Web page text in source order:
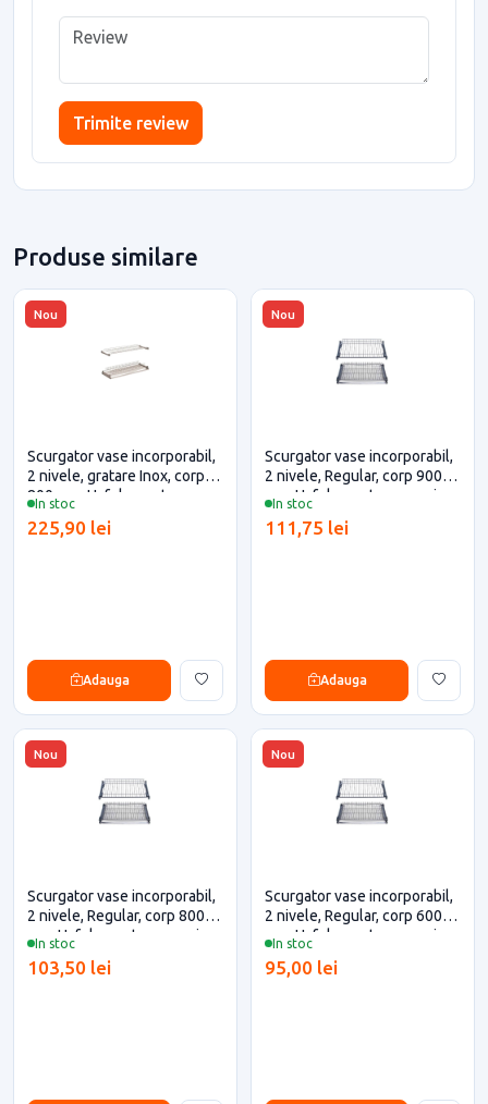
Trimite review
Produse similare
Nou
In stoc
Scurgator vase incorporabil,
2 nivele, gratare Inox, corp
800 mm, Hafele pentru casa
225,90 lei
Adauga
Nou
In stoc
Scurgator vase incorporabil,
2 nivele, Regular, corp 900
mm, Hafele pentru casa si
111,75 lei
Adauga
Nou
In stoc
Scurgator vase incorporabil,
2 nivele, Regular, corp 800
mm, Hafele pentru casa si
103,50 lei
Nou
In stoc
Scurgator vase incorporabil,
2 nivele, Regular, corp 600
mm, Hafele pentru casa si
95,00 lei